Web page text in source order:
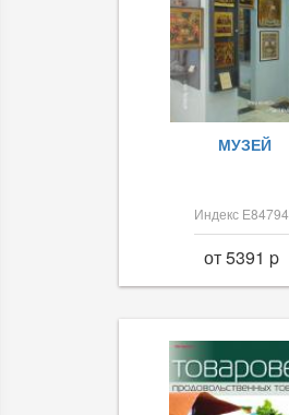
МУЗЕЙ
Индекс Е84794
от 5391 p